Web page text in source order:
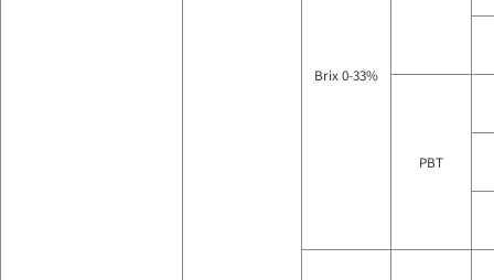
Brix 0-33%
PBT